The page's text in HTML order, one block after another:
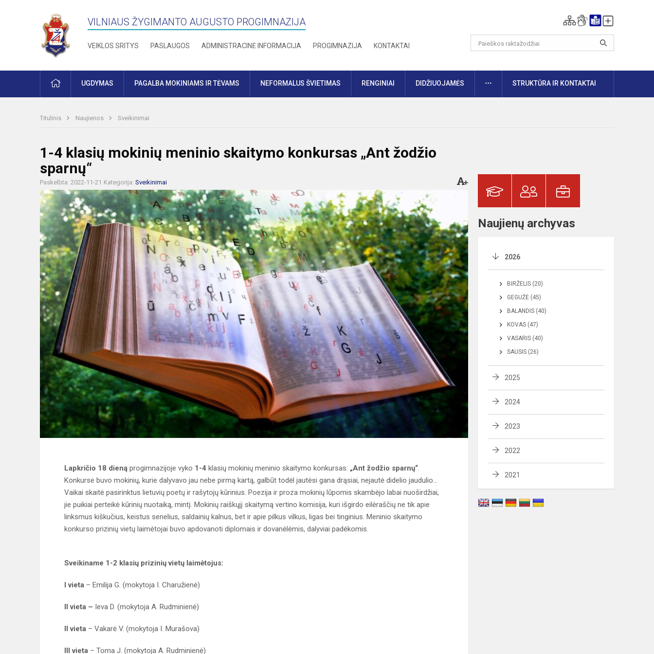
VILNIAUS ŽYGIMANTO AUGUSTO PROGIMNAZIJA
VEIKLOS SRITYS PASLAUGOS ADMINISTRACINĖ INFORMACIJA PROGIMNAZIJA KONTAKTAI
PRADŽIAUGDYMAS PAGALBA MOKINIAMS IR TĖVAMS NEFORMALUS ŠVIETIMAS RENGINIAI DIDŽIUOJAMĖS DAUGIAUSTRUKTŪRA IR KONTAKTAI
Titulinis Naujienos Sveikinimai
1-4 klasių mokinių meninio skaitymo konkursas „Ant žodžio
sparnų“
Paskelbta: 2022-11-21 Kategorija: Sveikinimai
Lapkričio 18 dieną progimnazijoje vyko 1-4 klasių mokinių meninio skaitymo konkursas: „Ant žodžio sparnų“.
Konkurse buvo mokinių, kurie dalyvavo jau nebe pirmą kartą, galbūt todėl jautėsi gana drąsiai, nejautė didelio jaudulio...
Vaikai skaitė pasirinktus lietuvių poetų ir rašytojų kūrinius. Poezija ir proza mokinių lūpomis skambėjo labai nuoširdžiai,
jie puikiai perteikė kūrinių nuotaiką, mintį. Mokinių raiškųjį skaitymą vertino komisija, kuri išgirdo eilėraščių ne tik apie
linksmus kiškučius, keistus senelius, saldainių kalnus, bet ir apie pilkus vilkus, ligas bei tinginius. Meninio skaitymo
konkurso prizinių vietų laimėtojai buvo apdovanoti diplomais ir dovanėlėmis, dalyviai padėkomis.
Sveikiname 1-2 klasių prizinių vietų laimėtojus:
I vieta – Emilija G. (mokytoja I. Charužienė)
II vieta – Ieva D. (mokytoja A. Rudminienė)
II vieta – Vakarė V. (mokytoja I. Murašova)
III vieta – Toma J. (mokytoja A. Rudminienė)
Naujienų archyvas
2026
BIRŽELIS (20)
GEGUŽĖ (45)
BALANDIS (40)
KOVAS (47)
VASARIS (40)
SAUSIS (26)
2025
2024
2023
2022
2021